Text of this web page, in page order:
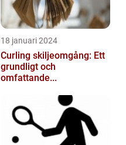
18 januari 2024
Curling skiljeomgång: Ett
grundligt och
omfattande...